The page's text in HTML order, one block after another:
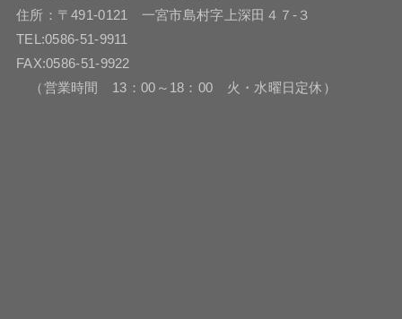
住所：〒491-0121 一宮市島村字上深田４７-３
TEL:0586-51-9911
FAX:0586-51-9922
（営業時間 13：00～18：00 火・水曜日定休）